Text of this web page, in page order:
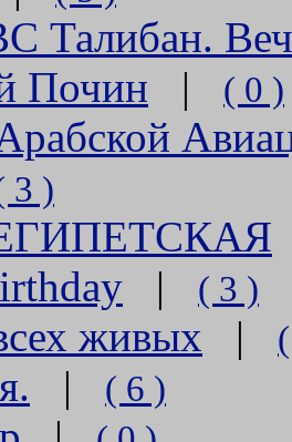
Талибан.
Почин | ( 0 )
3 )
| ( 3 )
живых |
| ( 6 )